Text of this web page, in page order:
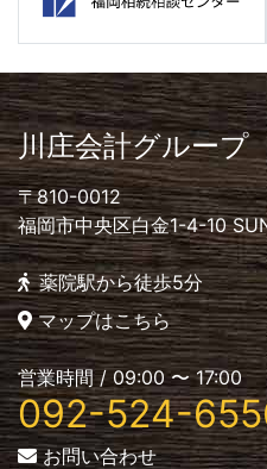
川庄会計グループ
〒810-0012
福岡市中央区白金1-4-10
薬院駅から徒歩5分
マップはこちら
営業時間 / 09:00 〜 17:00
092-524-
お問い合わせ